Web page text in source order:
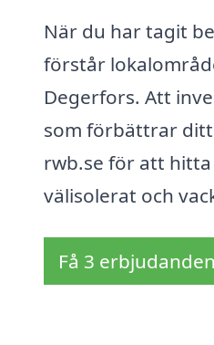
När du har tagit
förstår
Degerfors. Att
som förbättrar ditt
rwb.se för att
välisolerat och
Få 3